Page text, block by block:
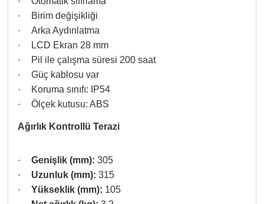
·
Birim değişikliği
·
Arka Aydınlatma
·
LCD Ekran 28 mm
·
Pil ile çalışma süresi 200 saat
·
Güç kablosu var
·
Koruma sınıfı: IP54
·
Ölçek kutusu: ABS
Ağırlık Kontrollü Terazi
· Genişlik (mm): 305
·
Uzunluk (mm): 315
·
Yükseklik (mm): 105